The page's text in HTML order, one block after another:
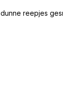
reepjes